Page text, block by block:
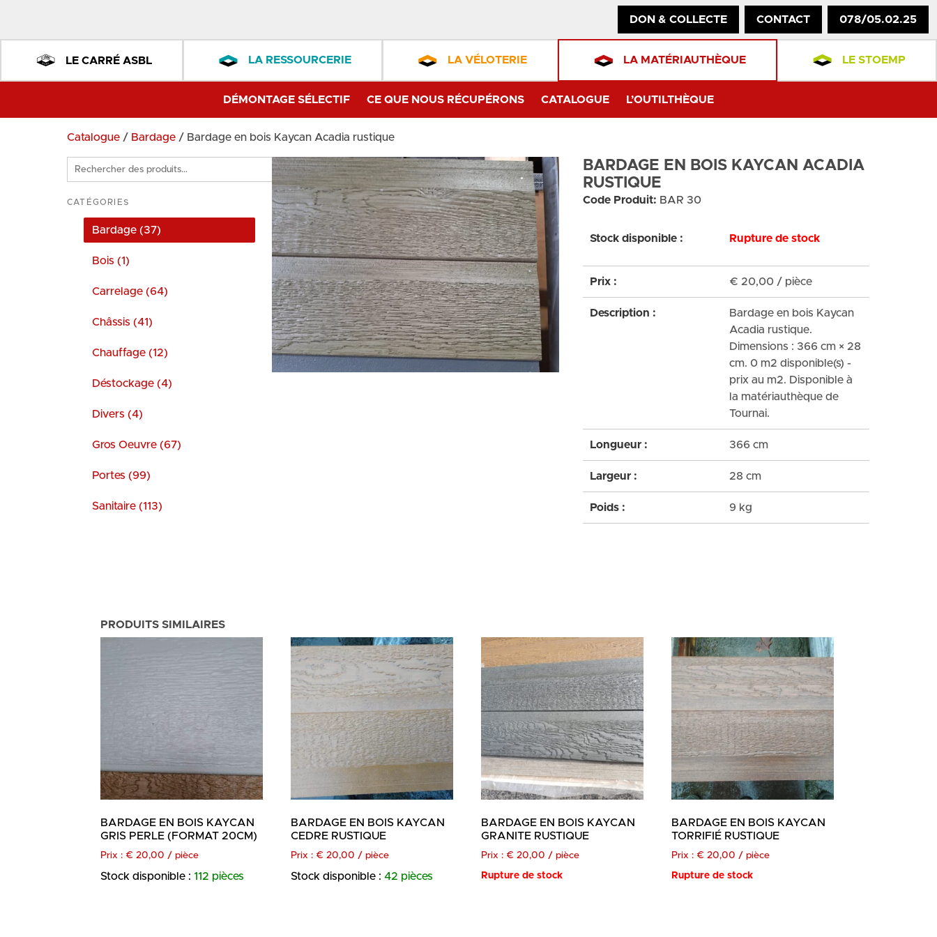
DON & COLLECTE CONTACT 078/05.02.25
LE CARRÉ ASBL LA RESSOURCERIE LA VÉLOTERIE LA MATÉRIAUTHÈQUE LE STOEMP
DÉMONTAGE SÉLECTIF CE QUE NOUS RÉCUPÉRONS CATALOGUE L’OUTILTHÈQUE
Catalogue / Bardage / Bardage en bois Kaycan Acadia rustique
Rechercher
des
produits
CATÉGORIES
Bardage (37)
Bois (1)
Carrelage (64)
Châssis (41)
Chauffage (12)
Déstockage (4)
Divers (4)
Gros Oeuvre (67)
Portes (99)
Sanitaire (113)
BARDAGE EN BOIS KAYCAN ACADIA
RUSTIQUE
Code Produit: BAR 30
Stock disponible : Rupture de stock
Prix : € 20,00 / pièce
Description :
Bardage en bois Kaycan
Acadia rustique.
Dimensions : 366 cm × 28
cm. 0 m2 disponible(s) -
prix au m2. Disponible à
la matériauthèque de
Tournai.
Longueur : 366 cm
Largeur : 28 cm
Poids : 9 kg
PRODUITS SIMILAIRES
BARDAGE EN BOIS KAYCAN
GRIS PERLE (FORMAT 20CM)
Prix : € 20,00 / pièce
Stock disponible : 112 pièces
BARDAGE EN BOIS KAYCAN
CEDRE RUSTIQUE
Prix : € 20,00 / pièce
Stock disponible : 42 pièces
BARDAGE EN BOIS KAYCAN
GRANITE RUSTIQUE
Prix : € 20,00 / pièce
Rupture de stock
BARDAGE EN BOIS KAYCAN
TORRIFIÉ RUSTIQUE
Prix : € 20,00 / pièce
Rupture de stock